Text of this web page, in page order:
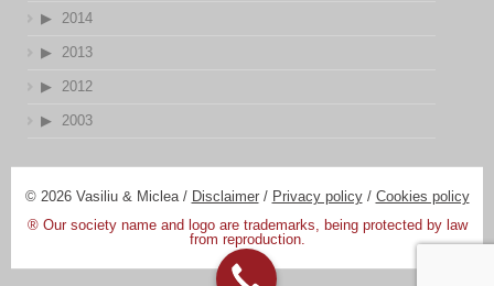
2014
2013
2012
2003
© 2026 Vasiliu & Miclea / Disclaimer/ Privacy policy/ Cookies policy
® Our society name and logo are trademarks, being protected by law
from reproduction.